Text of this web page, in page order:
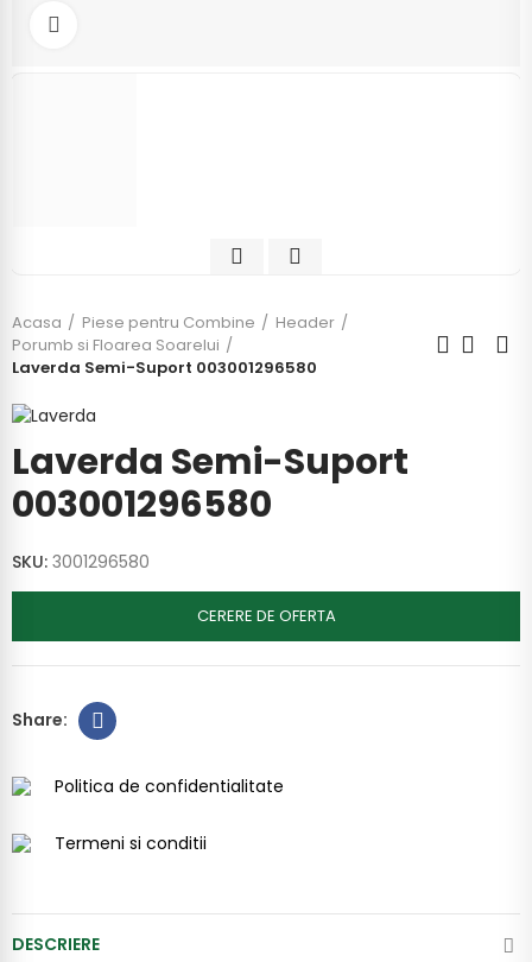
Acasa Piese pentru Combine
Header
Porumb si Floarea Soarelui
Laverda Semi-Suport 003001296580
Laverda Semi-Suport
003001296580
SKU: 3001296580
CERERE DE OFERTA
Politica de confidentialitate
Termeni si conditii
DESCRIERE